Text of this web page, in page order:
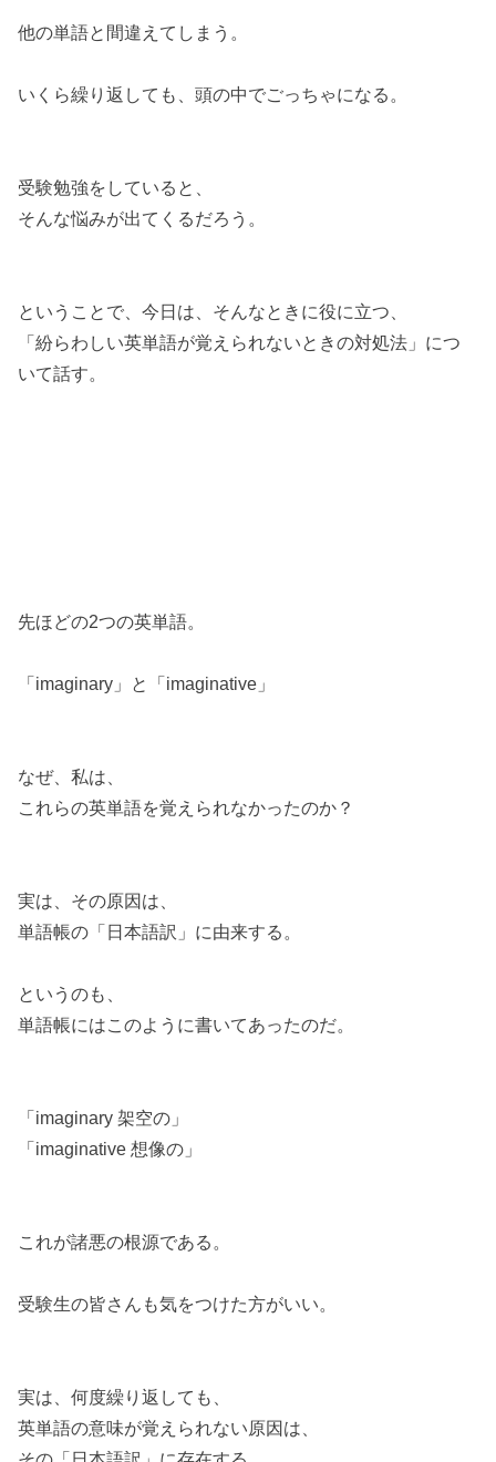
他の単語と間違えてしまう。
いくら繰り返しても、頭の中でごっちゃになる。
受験勉強をしていると、
そんな悩みが出てくるだろう。
ということで、今日は、そんなときに役に立つ、
「紛らわしい英単語が覚えられないときの対処法」につ
いて話す。
先ほどの2つの英単語。
「imaginary」と「imaginative」
なぜ、私は、
これらの英単語を覚えられなかったのか？
実は、その原因は、
単語帳の「日本語訳」に由来する。
というのも、
単語帳にはこのように書いてあったのだ。
「imaginary 架空の」
「imaginative 想像の」
これが諸悪の根源である。
受験生の皆さんも気をつけた方がいい。
実は、何度繰り返しても、
英単語の意味が覚えられない原因は、